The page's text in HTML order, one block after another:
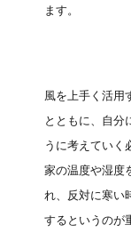
ます。
風を上手く活用
とともに、自分
うに考えていく
家の温度や湿度
れ、反対に寒い
するというのが